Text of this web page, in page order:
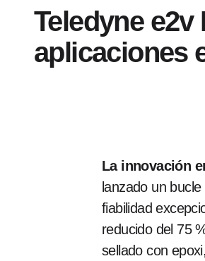
Teledyne
aplicaciones
La innovación
lanzado un
fiabilidad
reducido del 75
sellado con